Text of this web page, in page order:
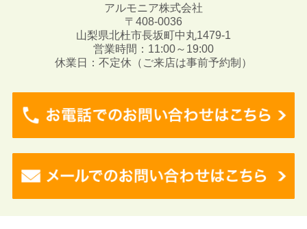
アルモニア株式会社
〒408-0036
山梨県北杜市長坂町中丸1479-1
営業時間：11:00～19:00
休業日：不定休（ご来店は事前予約制）